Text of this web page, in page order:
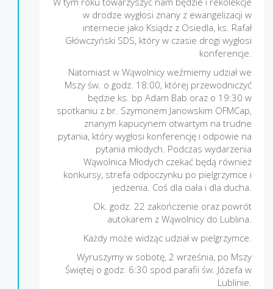
w drodze wygłosi znany z ewangelizacji w
internecie jako Ksiądz z Osiedla, ks. Rafał
Główczyński SDS, który w czasie drogi wygłosi
konferencje.
Natomiast w Wąwolnicy weźmiemy udział we
Mszy św. o godz. 18:00, której przewodniczyć
będzie ks. bp Adam Bab oraz o 19:30 w
spotkaniu z br. Szymonem Janowskim OFMCap,
znanym kapucynem otwartym na trudne
pytania, który wygłosi konferencję i odpowie na
pytania młodych. Podczas wydarzenia
Wąwolnica Młodych czekać będą również
konkursy, strefa odpoczynku po pielgrzymce i
jedzenia. Coś dla ciała i dla ducha.
Ok. godz. 22 zakończenie oraz powrót
autokarem z Wąwolnicy do Lublina.
Każdy może widząc udział w pielgrzymce.
Wyruszymy w sobotę, 2 września, po Mszy
Świętej o godz. 6:30 spod parafii św. Józefa w
Lublinie.